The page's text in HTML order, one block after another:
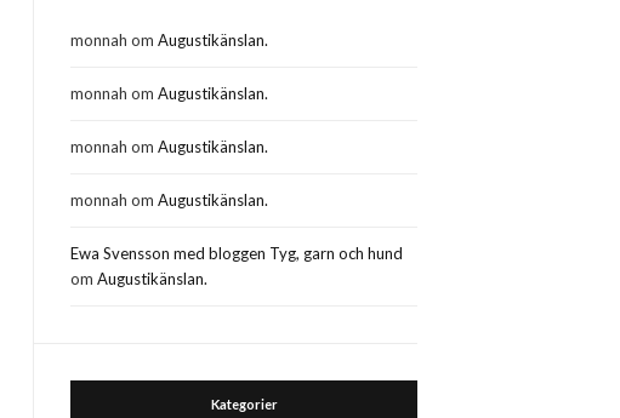
monnah omAugustikänslan.
monnah omAugustikänslan.
monnah omAugustikänslan.
monnah omAugustikänslan.
Ewa Svensson med bloggen Tyg, garn och hund
omAugustikänslan.
Kategorier